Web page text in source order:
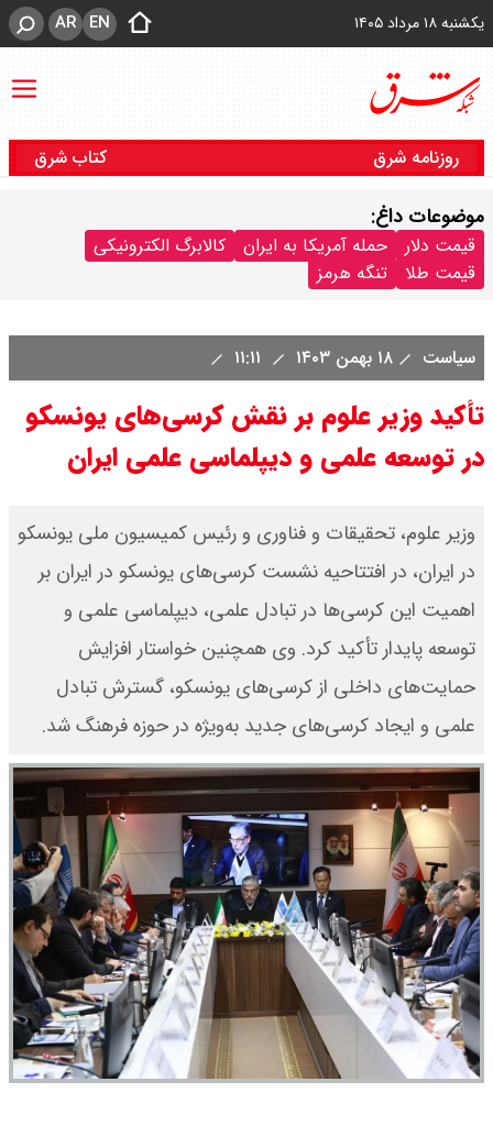
یکشنبه ۱۸ مرداد ۱۴۰۵ EN
AR
روزنامه شرق کتاب شرق
موضوعات داغ:
قیمت دلار حمله آمریکا به ایران
کالابرگ الکترونیکی
قیمت طلا
تنگه هرمز
سیاست ۱۸ بهمن ۱۴۰۳
تأکید وزیر علوم بر نقش کرسی‌های یونسکو
در توسعه علمی و دیپلماسی علمی ایران
وزیر علوم، تحقیقات و فناوری و رئیس کمیسیون ملی یونسکو
در ایران، در افتتاحیه نشست کرسی‌های یونسکو در ایران بر
اهمیت این کرسی‌ها در تبادل علمی، دیپلماسی علمی و
توسعه پایدار تأکید کرد. وی همچنین خواستار افزایش
حمایت‌های داخلی از کرسی‌های یونسکو، گسترش تبادل
علمی و ایجاد کرسی‌های جدید به‌ویژه در حوزه فرهنگ شد.